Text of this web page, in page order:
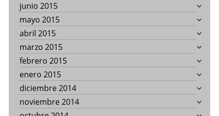
junio 2015
mayo 2015
abril 2015
marzo 2015
febrero 2015
enero 2015
diciembre 2014
noviembre 2014